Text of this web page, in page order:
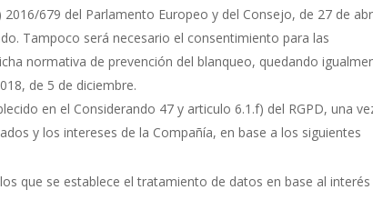
679 del Parlamento Europeo y del Consejo, de 27 de
Tampoco será necesario el consentimiento para las
normativa de prevención del blanqueo, quedando
de 5 de diciembre.
en el Considerando 47 y articulo 6.1.f) del RGPD, una
y los intereses de la Compañía, en base a los siguientes
que se establece el tratamiento de datos en base al interés